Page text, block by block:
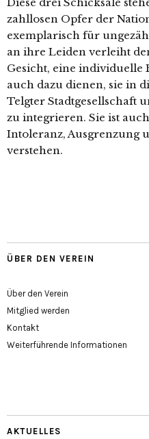
Diese drei Schicksale
zahl­lo­sen Opfer der
exem­pla­risch für
an ihre Leiden ver­leiht
Gesicht, eine indi­vi­du­el­le
auch dazu die­nen, sie in
Telgter Stadtgesellschaft
zu inte­grie­ren. Sie ist
Intoleranz, Ausgrenzung
verstehen.
ÜBER DEN VEREIN
Über den Verein
Mitglied werden
Kontakt
Weiterführende Informationen
AKTUELLES